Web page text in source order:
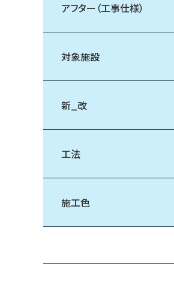
アフター（工事仕様）
対象施設
新_改
工法
施工色